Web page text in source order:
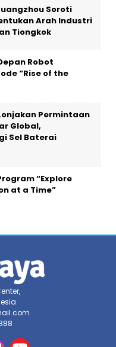
Soroti
Arah Industri
Tiongkok
Robot
“Rise of the
Permintaan
Global,
Sel Baterai
“Explore
at a Time”